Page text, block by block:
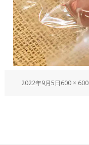
2022年9月5日600 × 600